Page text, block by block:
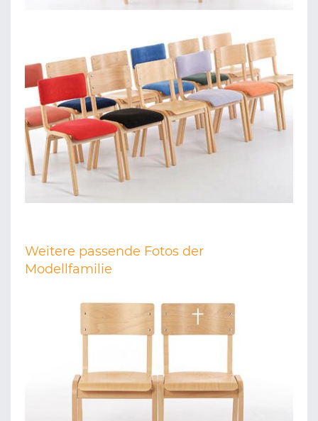
Weitere passende Fotos der
Modellfamilie